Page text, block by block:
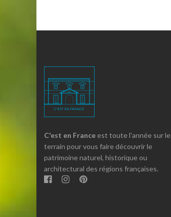
C'est en France est toute l'année sur le
terrain pour vous faire découvrir le
patrimoine naturel, historique ou
architectural des régions françaises.